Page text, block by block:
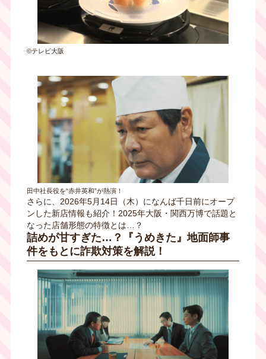
©テレビ大阪
田中社長役を“赤井英和”が熱演！
さらに、2026年5月14日（木）になんば千日前にオープ
ンした新店情報も紹介！2025年大阪・関西万博で話題と
なった店舗形態の特徴とは…？
詰めが甘すぎた…？『うめきた』地面師事
件をもとに詐欺対策を解説！